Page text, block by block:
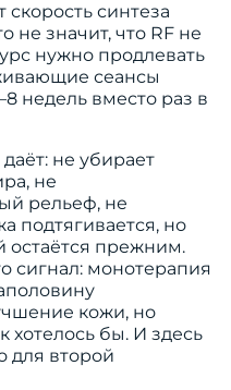
синтеза
не значит, что RF не
нужно продлевать
сеансы
недель вместо раз в
не убирает
не
рельеф, не
подтягивается, но
прежним.
сигнал: монотерапия
кожи, но
хотелось бы. И здесь
для второй